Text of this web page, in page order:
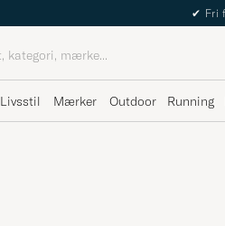
✔ Fri
Livsstil Mærker Outdoor Running